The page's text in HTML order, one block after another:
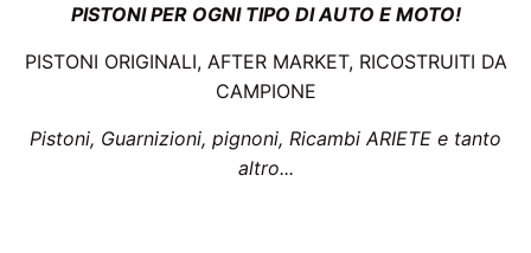
PISTONI PER OGNI TIPO DI AUTO E MOTO!
PISTONI ORIGINALI, AFTER MARKET, RICOSTRUITI DA
CAMPIONE
Pistoni, Guarnizioni, pignoni, Ricambi ARIETE e tanto
altro...